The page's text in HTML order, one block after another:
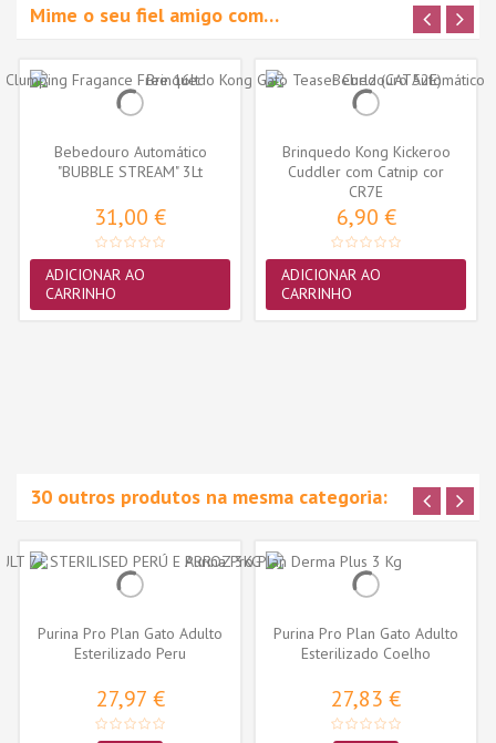
Mime o seu fiel amigo com…
Bebedouro Automático
"BUBBLE STREAM" 3Lt
31,00 €
ADICIONAR AO
CARRINHO
Brinquedo Kong Kickeroo
Cuddler com Catnip cor
sortida...
CR7E
6,90 €
ADICIONAR AO
CARRINHO
30 outros produtos na mesma categoria:
Purina Pro Plan Gato Adulto
Esterilizado Peru
27,97 €
Purina Pro Plan Gato Adulto
Esterilizado Coelho
27,83 €